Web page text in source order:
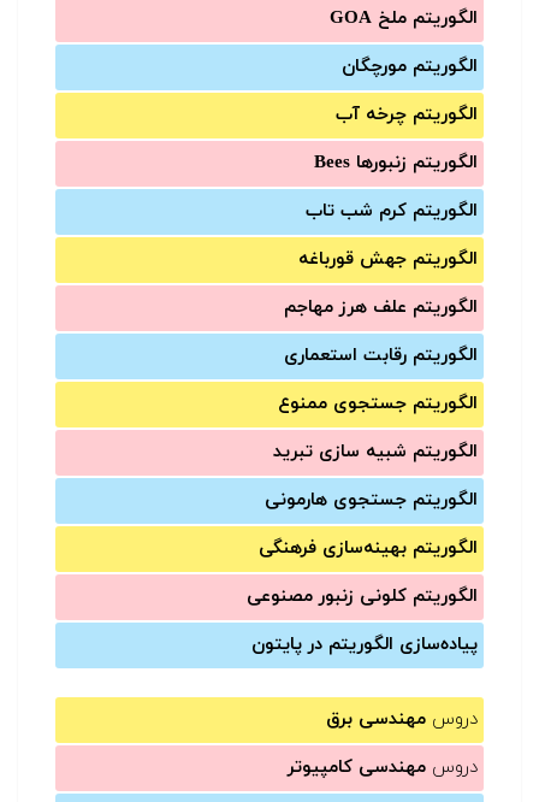
الگوریتم ملخ GOA
الگوریتم مورچگان
الگوریتم چرخه آب
الگوریتم زنبورها Bees
الگوریتم کرم شب تاب
الگوریتم جهش قورباغه
الگوریتم علف هرز مهاجم
الگوریتم رقابت استعماری
الگوریتم جستجوی ممنوع
الگوریتم شبیه سازی تبرید
الگوریتم جستجوی هارمونی
الگوریتم بهینه‌سازی فرهنگی
الگوریتم کلونی زنبور مصنوعی
پیاده‌سازی الگوریتم در پایتون
دروس مهندسی برق
دروس مهندسی کامپیوتر